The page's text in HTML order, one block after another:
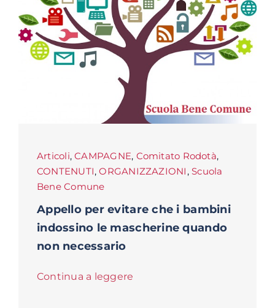
Articoli,CAMPAGNE, Comitato Rodotà,
CONTENUTI,ORGANIZZAZIONI ,Scuola
Bene Comune
Appello per evitare che i bambini
indossino le mascherine quando
non necessario
Continua a leggere